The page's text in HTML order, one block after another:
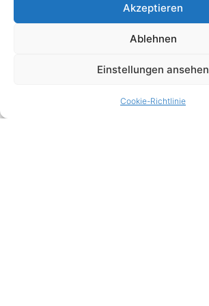
Akzeptieren
Ablehnen
Einstellungen ansehen
Cookie-Richtlinie